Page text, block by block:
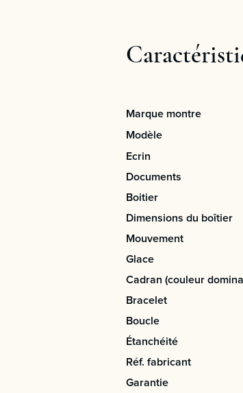
Marque montre
Modèle
Ecrin
Documents
Boitier
Dimensions du boîtier
Mouvement
Glace
Cadran (couleur
Bracelet
Boucle
Étanchéité
Réf. fabricant
Garantie